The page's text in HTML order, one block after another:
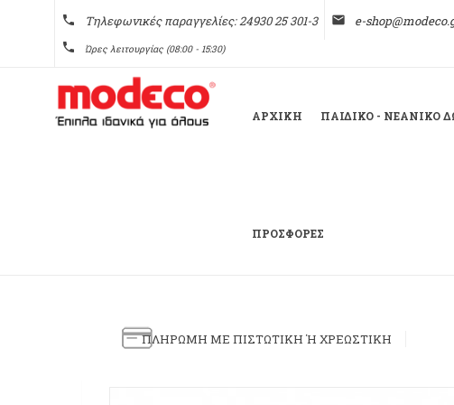
phone Τηλεφωνικές παραγγελίες: 24930 25 301-3
phone Ώρες λειτουργίας (08:00 - 15:30)
email e-
ΑΡΧΙΚΗ ΠΑΙΔΙΚΌ - ΝΕΑΝΙΚΌ
ΠΡΟΣΦΟΡΈΣ
ΠΛΗΡΩΜΗ ΜΕ ΠΙΣΤΩΤΙΚΗ Ή ΧΡΕΩΣΤΙΚΗ